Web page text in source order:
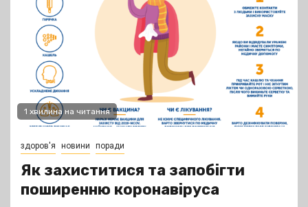
1 хвилина на читання
здоров'я новини поради
Як захиститися та запобігти
поширенню коронавіруса